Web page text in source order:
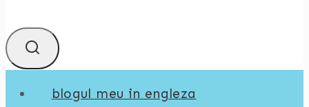
blogul meu in engleza